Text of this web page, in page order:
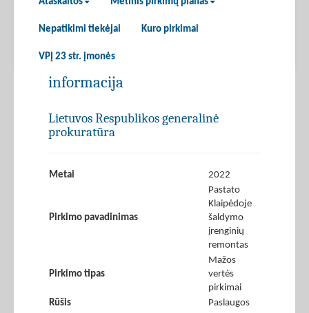
Nepatikimi tiekėjai Kuro pirkimai
VPĮ 23 str. įmonės
informacija
Lietuvos Respublikos generalinė
prokuratūra
Metai 2022
Pirkimo pavadinimas
Pastato
Klaipėdoje
šaldymo
įrenginių
remontas
Pirkimo tipas
Mažos
vertės
pirkimai
Rūšis
Paslaugos